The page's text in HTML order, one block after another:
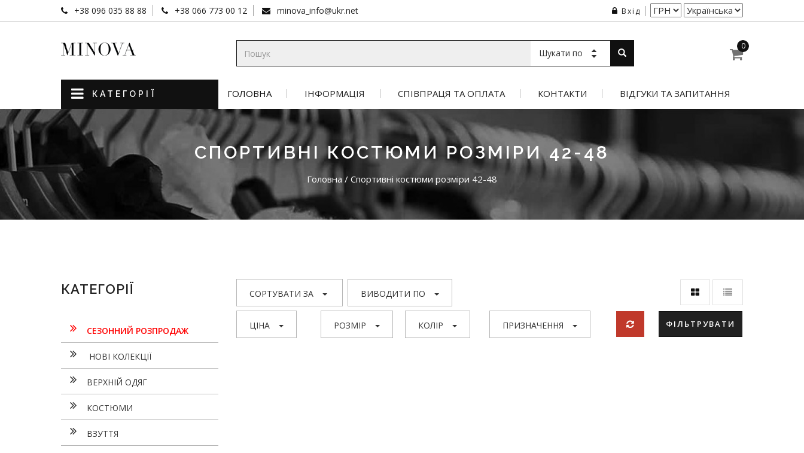
+38 096 035 88 88 +38 066 773 00 12 minova_info@ukr.net Вхід
Шукати по
0
КАТЕГОРІЇ ГОЛОВНА ІНФОРМАЦІЯ СПІВПРАЦЯ ТА ОПЛАТА КОНТАКТИ ВІДГУКИ ТА ЗАПИТАННЯ
СПОРТИВНІ КОСТЮМИ РОЗМІРИ 42-48
Головна / Спортивні костюми розміри 42-48
КАТЕГОРІЇ
СЕЗОННИЙ РОЗПРОДАЖ
НОВІ КОЛЕКЦІЇ
ВЕРХНІЙ ОДЯГ
КОСТЮМИ
ВЗУТТЯ
СОРТУВАТИ ЗА ВИВОДИТИ ПО
ЦІНА РОЗМІР КОЛІР ПРИЗНАЧЕННЯ ФІЛЬТРУВАТИ